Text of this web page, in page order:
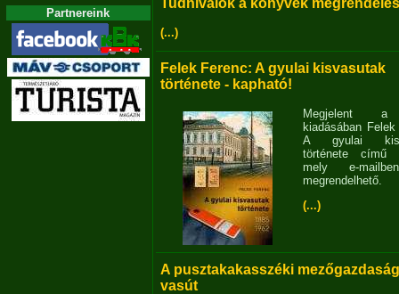
Partnereink
Tudnivalók a könyvek
(...)
Felek Ferenc: A gyulai kisvasutak
története - kapható!
Megjelent
kiadásában
A gyulai
története című
mely e-
megrendelhető.
(...)
A pusztakakasszéki
vasút